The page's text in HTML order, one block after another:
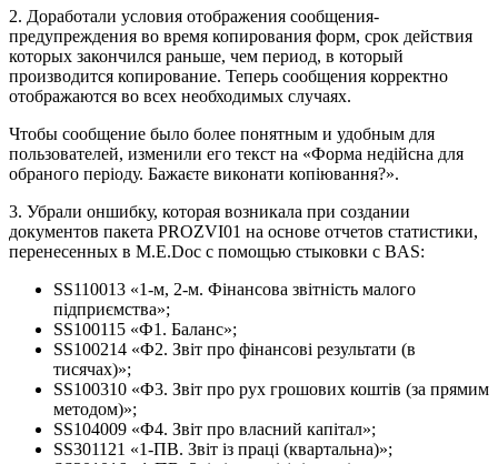
2. Доработали условия отображения сообщения-
предупреждения во время копирования форм, срок действия
которых закончился раньше, чем период, в который
производится копирование. Теперь сообщения корректно
отображаются во всех необходимых случаях.
Чтобы сообщение было более понятным и удобным для
пользователей, изменили его текст на «Форма недійсна для
обраного періоду. Бажаєте виконати копіювання?».
3. Убрали оншибку, которая возникала при создании
документов пакета PROZVI01 на основе отчетов статистики,
перенесенных в M.E.Doc с помощью стыковки с BAS:
SS110013 «1-м, 2-м. Фінансова звітність малого
підприємства»;
SS100115 «Ф1. Баланс»;
SS100214 «Ф2. Звіт про фінансові результати (в
тисячах)»;
SS100310 «Ф3. Звiт про рух грошових коштiв (за прямим
методом)»;
SS104009 «Ф4. Звіт про власний капітал»;
SS301121 «1-ПВ. Звіт із праці (квартальна)»;